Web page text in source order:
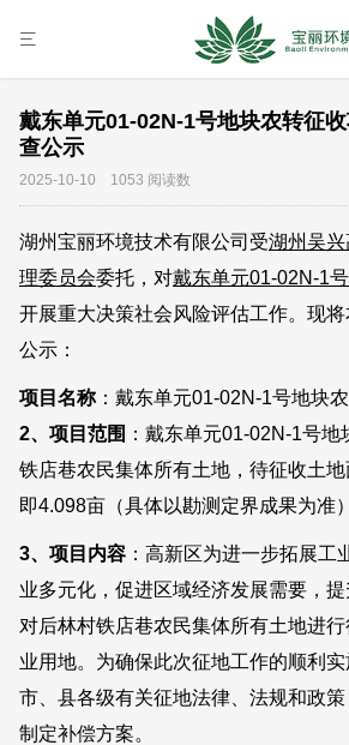
戴东单元01-02N-1号地块农转征
查公示
2025-10-10 1053 阅读数
湖州宝丽环境技术有限公司受湖州吴
理委员会委托，对戴东单元01-02N-1
开展重大决策社会风险评估工作。现
公示：
项目名称：戴东单元01-02N-1号地块
2、项目范围 ：戴东单元01-02N-1号
铁店巷农民集体所有土地，待征收土
即4.098亩（具体以勘测定界成果为准）
3、项目内容 ：高新区为进一步拓展工
业多元化，促进区域经济发展需要，
对后林村铁店巷农民集体所有土地进
业用地。为确保此次征地工作的顺利实
市、县各级有关征地法律、法规和政策
制定补偿方案。